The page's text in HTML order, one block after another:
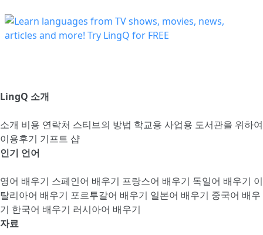
LingQ 소개
소개 비용 연락처 스티브의 방법 학교용 사업용 도서관을 위하여
이용후기 기프트 샵
인기 언어
영어 배우기 스페인어 배우기 프랑스어 배우기 독일어 배우기 이
탈리아어 배우기 포르투갈어 배우기 일본어 배우기 중국어 배우
기 한국어 배우기 러시아어 배우기
자료